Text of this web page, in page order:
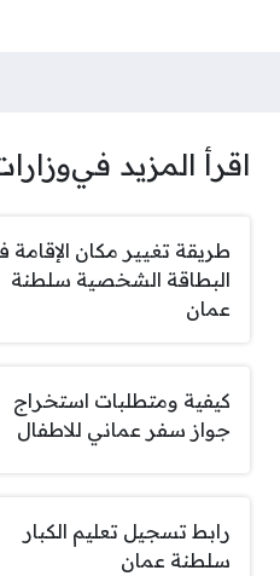
اقرأ المزيد في
طريقة تغيير مكان الإقامة
البطاقة الشخصية سلطنة
عمان
كيفية ومتطلبات استخراج
جواز سفر عماني للاطفال
رابط تسجيل تعليم الكبار
سلطنة عمان